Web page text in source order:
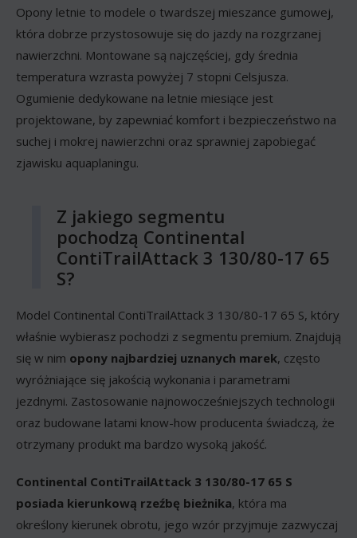
Opony letnie to modele o twardszej mieszance gumowej,
która dobrze przystosowuje się do jazdy na rozgrzanej
nawierzchni. Montowane są najczęściej, gdy średnia
temperatura wzrasta powyżej 7 stopni Celsjusza.
Ogumienie dedykowane na letnie miesiące jest
projektowane, by zapewniać komfort i bezpieczeństwo na
suchej i mokrej nawierzchni oraz sprawniej zapobiegać
zjawisku aquaplaningu.
Z jakiego segmentu
pochodzą Continental
ContiTrailAttack 3 130/80-17 65
S?
Model Continental ContiTrailAttack 3 130/80-17 65 S, który
właśnie wybierasz pochodzi z segmentu premium. Znajdują
się w nim opony najbardziej uznanych marek, często
wyróżniające się jakością wykonania i parametrami
jezdnymi. Zastosowanie najnowocześniejszych technologii
oraz budowane latami know-how producenta świadczą, że
otrzymany produkt ma bardzo wysoką jakość.
Continental ContiTrailAttack 3 130/80-17 65 S
posiada kierunkową rzeźbę bieżnika, która ma
określony kierunek obrotu, jego wzór przyjmuje zazwyczaj